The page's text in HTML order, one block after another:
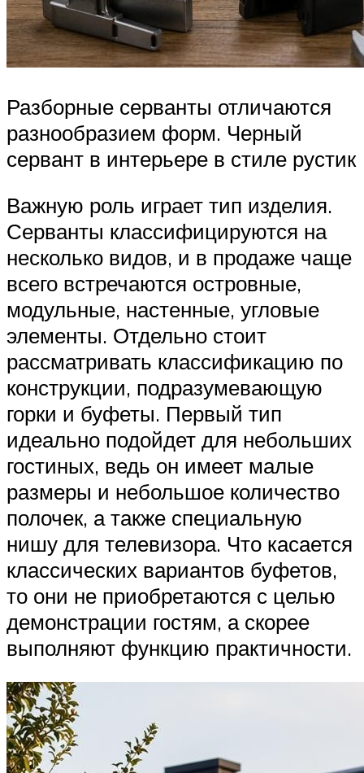
Разборные серванты отличаются
разнообразием форм. Черный
сервант в интерьере в стиле рустик
Важную роль играет тип изделия.
Серванты классифицируются на
несколько видов, и в продаже чаще
всего встречаются островные,
модульные, настенные, угловые
элементы. Отдельно стоит
рассматривать классификацию по
конструкции, подразумевающую
горки и буфеты. Первый тип
идеально подойдет для небольших
гостиных, ведь он имеет малые
размеры и небольшое количество
полочек, а также специальную
нишу для телевизора. Что касается
классических вариантов буфетов,
то они не приобретаются с целью
демонстрации гостям, а скорее
выполняют функцию практичности.